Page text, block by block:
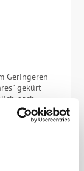
Geringeren
gekürt
nach